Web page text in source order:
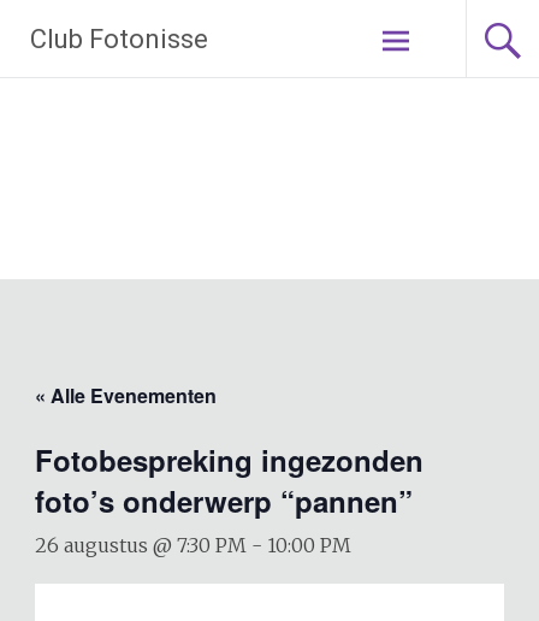
naar
de
Club Fotonisse
« Alle Evenementen
Fotobespreking ingezonden
foto’s onderwerp “pannen”
26 augustus @ 7:30 PM- 10:00 PM